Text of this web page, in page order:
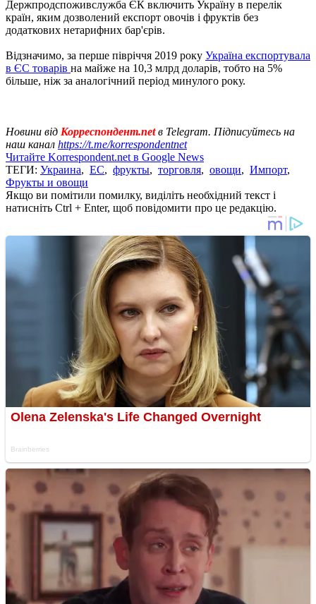
Держпродспоживслужба ЄК включить Україну в перелік
країн, яким дозволений експорт овочів і фруктів без
додаткових нетарифних бар'єрів.
Відзначимо, за перше півріччя 2019 року Україна експортувала
в ЄС товарів на майже на 10,3 млрд доларів, тобто на 5%
більше, ніж за аналогічний період минулого року.
Новини від Корреспондент.netв Telegram. Підписуйтесь на
наш канал https://t.me/korrespondentnet
Читайте Korrespondent.net в Google News
ТЕГИ: Украина, ЕС, фрукты, торговля, овощи, Импорт,
Фрукты и овощи
Якщо ви помітили помилку, виділіть необхідний текст і
натисніть Ctrl + Enter, щоб повідомити про це редакцію.